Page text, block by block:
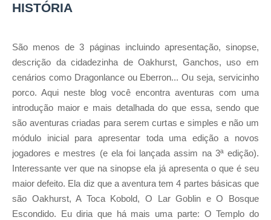
HISTÓRIA
São menos de 3 páginas incluindo apresentação, sinopse,
descrição da cidadezinha de Oakhurst, Ganchos, uso em
cenários como Dragonlance ou Eberron... Ou seja, servicinho
porco. Aqui neste blog você encontra aventuras com uma
introdução maior e mais detalhada do que essa, sendo que
são aventuras criadas para serem curtas e simples e não um
módulo inicial para apresentar toda uma edição a novos
jogadores e mestres (e ela foi lançada assim na 3ª edição).
Interessante ver que na sinopse ela já apresenta o que é seu
maior defeito. Ela diz que a aventura tem 4 partes básicas que
são Oakhurst, A Toca Kobold, O Lar Goblin e O Bosque
Escondido. Eu diria que há mais uma parte: O Templo do